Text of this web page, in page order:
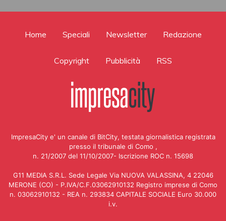
Home Speciali Newsletter Redazione
Copyright Pubblicità RSS
ImpresaCity e' un canale di BitCity, testata giornalistica registrata
presso il tribunale di Como ,
n. 21/2007 del 11/10/2007- Iscrizione ROC n. 15698
G11 MEDIA S.R.L. Sede Legale Via NUOVA VALASSINA, 4 22046
MERONE (CO) - P.IVA/C.F.03062910132 Registro imprese di Como
n. 03062910132 - REA n. 293834 CAPITALE SOCIALE Euro 30.000
i.v.